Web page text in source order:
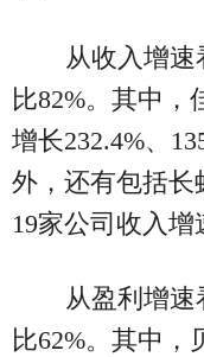
从收入增速
比82%。其中，
增长232.4%、
外，还有包括长
19家公司收入增
从盈利增速
比62%。其中，